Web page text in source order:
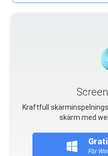
Kraftfull
skärm med
För